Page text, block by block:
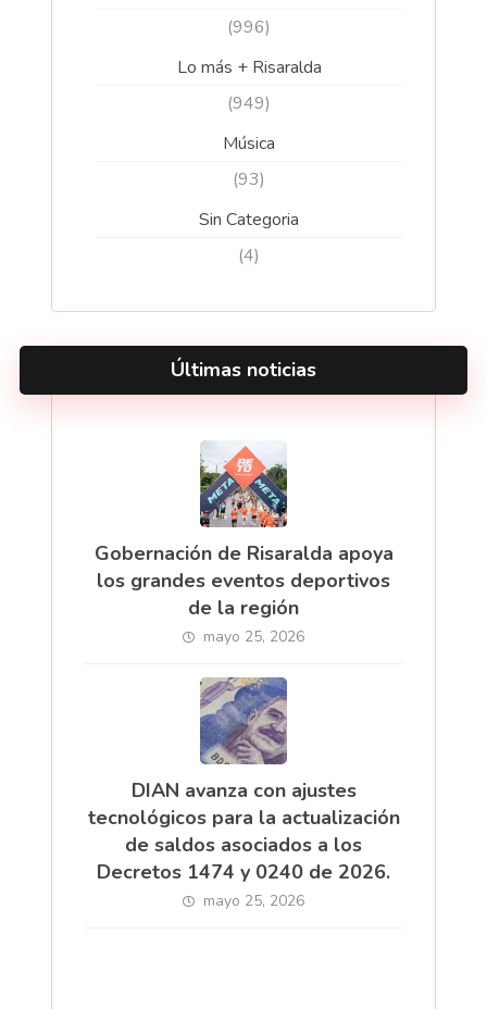
(996)
Lo más + Risaralda
(949)
Música
(93)
Sin Categoria
(4)
Últimas noticias
Gobernación de Risaralda apoya
los grandes eventos deportivos
de la región
mayo 25, 2026
DIAN avanza con ajustes
tecnológicos para la actualización
de saldos asociados a los
Decretos 1474 y 0240 de 2026.
mayo 25, 2026